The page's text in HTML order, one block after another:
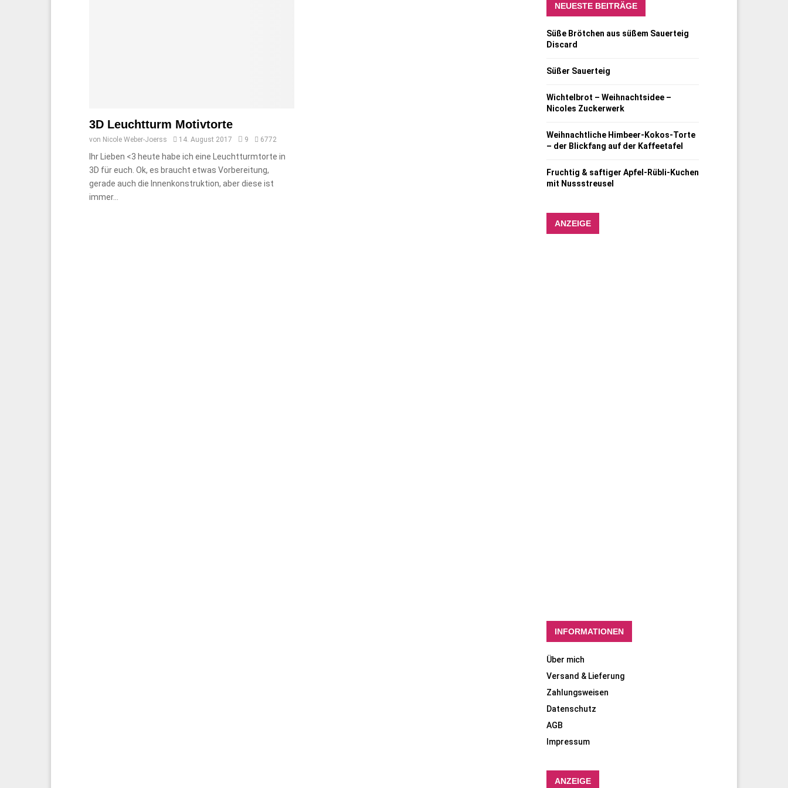
3D Leuchtturm Motivtorte
von Nicole Weber-Joerss 14. August 2017 9 6772
Ihr Lieben <3 heute habe ich eine Leuchtturmtorte in
3D für euch. Ok, es braucht etwas Vorbereitung,
gerade auch die Innenkonstruktion, aber diese ist
immer...
NEUESTE BEITRÄGE
Süße Brötchen aus süßem Sauerteig
Discard
Süßer Sauerteig
Wichtelbrot – Weihnachtsidee –
Nicoles Zuckerwerk
Weihnachtliche Himbeer-Kokos-Torte
– der Blickfang auf der Kaffeetafel
Fruchtig & saftiger Apfel-Rübli-Kuchen
mit Nussstreusel
ANZEIGE
INFORMATIONEN
Über mich
Versand & Lieferung
Zahlungsweisen
Datenschutz
AGB
Impressum
ANZEIGE